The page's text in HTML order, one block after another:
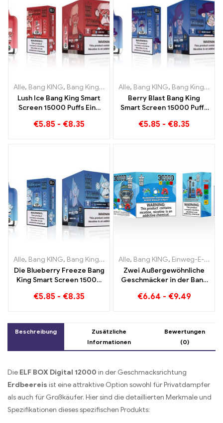
Alle, Bang KING, Bang King Smart Screen 15000 Puff ,Einweg-E-
Lush Ice Bang King Smart
Screen 15000 Puffs Eine
Mischung aus
€5.85 - €8.35
Alle, Bang KING, Bang King Smart Screen 15000 Puff
Berry Blast Bang King
Smart Screen 15000 Puffs
neuen Generation
€5.85 - €8.35
Alle, Bang KING, Bang King Smart Screen 15000 Puff ,Einweg-E-
Die Blueberry Freeze Bang
King Smart Screen 15000
€5.85 - €8.35
Alle, Bang KING, Einweg-E-Zigaretten Litauen
Zwei Außergewöhnliche
Geschmäcker in der Bang
Zigarette Blueberry
€6.64 - €9.49
Beschreibung
Zusätzliche
Informationen
Bewertungen
(0)
Die ELF BOX Digital 12000 in der Geschmacksrichtung
Erdbeereis ist eine attraktive Option sowohl für Privatdampfer
als auch für Großkäufer. Hier sind die detaillierten Merkmale und
Spezifikationen dieses spezifischen Produkts: